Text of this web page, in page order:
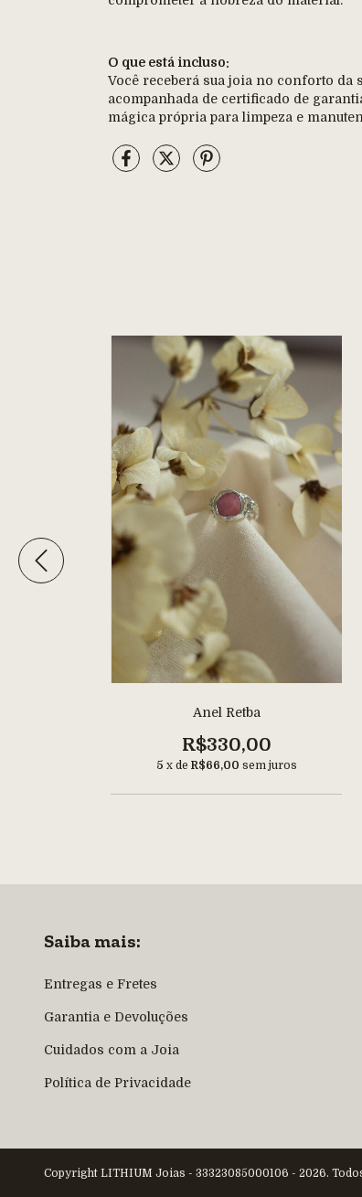
O que está incluso:
Você receberá sua joia no conforto da
acompanhada de certificado de
mágica própria para limpeza e
Anel Retba
R$330,00
5 x de R$66,00 sem juros
Saiba mais:
Entregas e Fretes
Garantia e Devoluções
Cuidados com a Joia
Política de Privacidade
Copyright LITHIUM Joias - 33323085000106 - 2026.